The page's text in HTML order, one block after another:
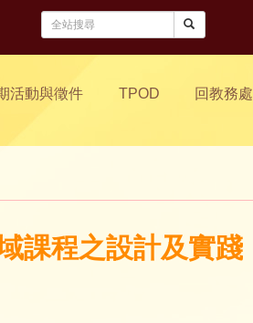
活動與徵件 TPOD 回教務處
課程之設計及實踐